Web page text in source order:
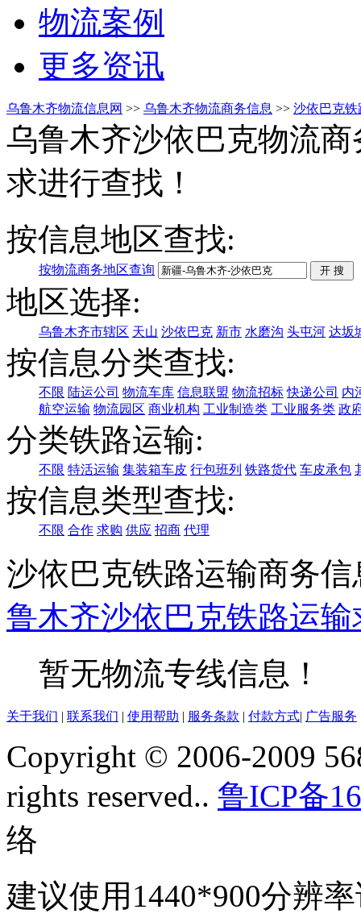
物流案例
更多资讯
乌鲁木齐物流信息网 >> 乌鲁木齐物流商务信息 >> 沙依巴克
乌鲁木齐沙依巴克物流
求进行查找！
按信息地区查找:
按物流商务地区查询
地区选择:
乌鲁木齐市辖区 天山 沙依巴克 新市 水磨沟 头屯河 达坂
按信息分类查找:
不限 陆运公司 物流车库 信息联盟 物流招标 快递公司 内
航空运输 物流园区 商业机构 工业制造类 工业服务类 政
分类铁路运输:
不限 特活运输 集装箱车皮 行包班列 铁路货代 车皮承包
按信息类型查找:
不限 合作 求购 供应 招商 代理
沙依巴克铁路运输商务信
鲁木齐沙依巴克铁路运输
暂无物流专线信息！
关于我们 | 联系我们 | 使用帮助 | 服务条款 | 付款方式| 广告服务
Copyright © 2006-2009
rights reserved.. 鲁ICP备
络
建议使用1440*900分辨